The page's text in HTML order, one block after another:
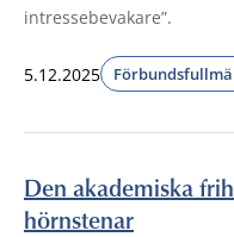
intressebevakare”.
5.12.2025
Den akademiska
hörnstenar